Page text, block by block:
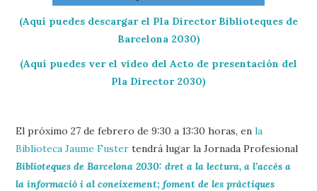
(Aquí puedes descargar el Pla Director Biblioteques de
Barcelona 2030)
(Aquí puedes ver el video del Acto de presentación del
Pla Director 2030)
El próximo 27 de febrero de 9:30 a 13:30 horas, enla
Biblioteca Jaume Fuster tendrá lugar la Jornada Profesional
Biblioteques de Barcelona 2030: dret a la lectura, a l’accés a
la informació i al coneixement; foment de les pràctiques